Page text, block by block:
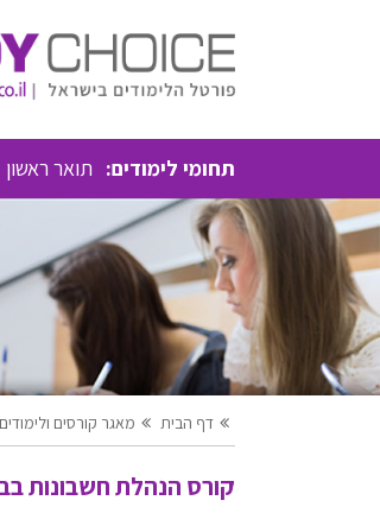
תחומי לימודים: תואר ראשון
דף הבית מאגר קורסים ולימודים
קורס הנהלת חשבונות